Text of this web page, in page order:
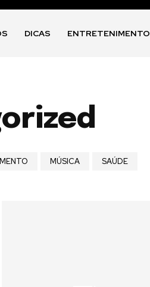
DICAS ENTRETENIMENTO
MÚSICA SAÚDE